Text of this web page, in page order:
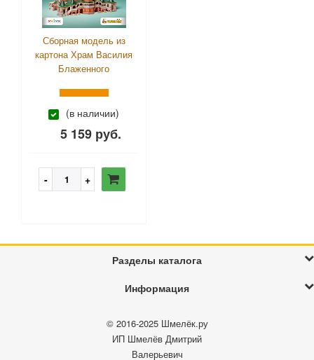
Сборная модель из
картона Храм Василия
Блаженного
(в наличии)
5 159 руб.
Разделы каталога
Информация
© 2016-2025 Шмелёк.ру
ИП Шмелёв Дмитрий
Валерьевич